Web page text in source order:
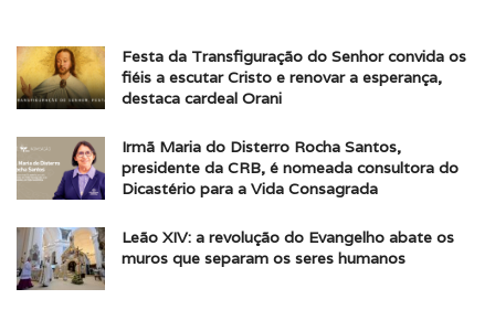
Festa da Transfiguração do Senhor convida os
fiéis a escutar Cristo e renovar a esperança,
destaca cardeal Orani
Irmã Maria do Disterro Rocha Santos,
presidente da CRB, é nomeada consultora do
Dicastério para a Vida Consagrada
Leão XIV: a revolução do Evangelho abate os
muros que separam os seres humanos